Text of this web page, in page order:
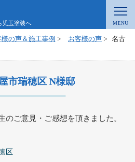
児玉塗装へ
様の声＆施工事例 > お客様の声 >
名古
市瑞穂区 N様邸
のご意見・ご感想を頂きました。
区